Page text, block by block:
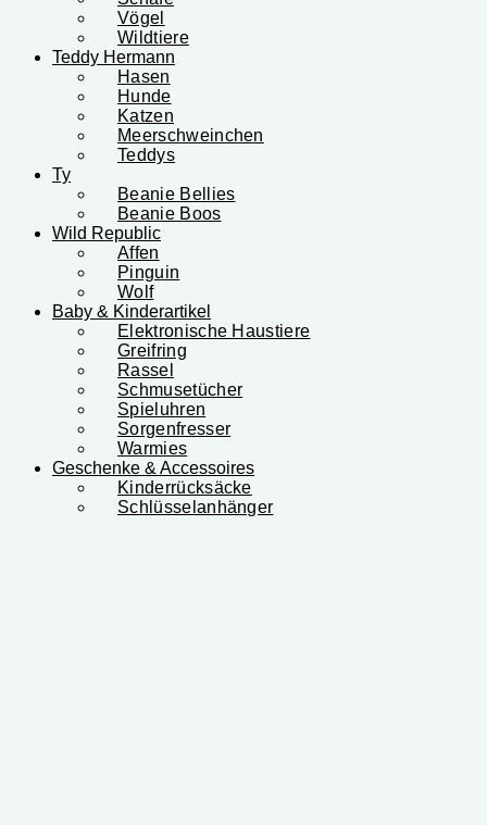
Vögel
Wildtiere
Teddy Hermann
Hasen
Hunde
Katzen
Meerschweinchen
Teddys
Ty
Beanie Bellies
Beanie Boos
Wild Republic
Affen
Pinguin
Wolf
Baby & Kinderartikel
Elektronische Haustiere
Greifring
Rassel
Schmusetücher
Spieluhren
Sorgenfresser
Warmies
Geschenke & Accessoires
Kinderrücksäcke
Schlüsselanhänger